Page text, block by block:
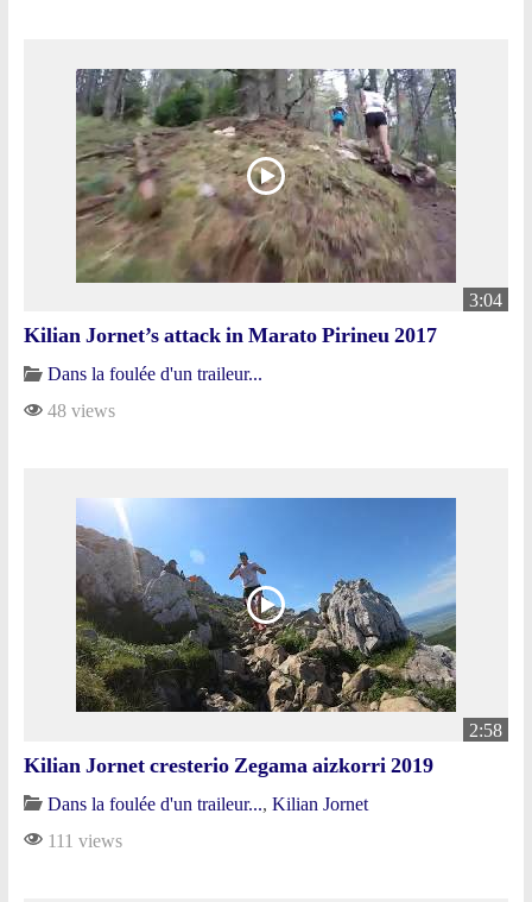
3:04
Kilian Jornet’s attack in Marato Pirineu 2017
Dans la foulée d'un traileur...
48 views
2:58
Kilian Jornet cresterio Zegama aizkorri 2019
Dans la foulée d'un traileur..., Kilian Jornet
111 views